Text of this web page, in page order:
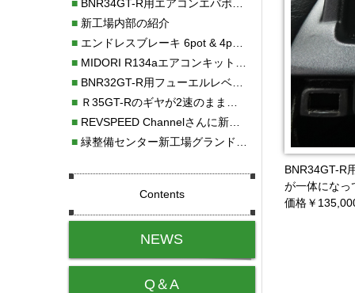
BNR34GT-R
が一体になっ
価格￥
■BNR34GT-R用エアコンエバポレーターを新発売！！
■新工場内部の紹介
■エンドレスブレーキ 6pot & 4potオーバーホール
■MIDORI R134aエアコンキットタイプⅡ取り付け
■BNR32GT-R用フューエルレベルセンサー新発売！！
■Ｒ35GT-Rのギヤが2速のまま変速しない！！
■REVSPEED Channelさんに新社屋を紹介していただきました!!
■緑整備センター新工場グランドオープン・続報
Contents
NEWS
Q＆A